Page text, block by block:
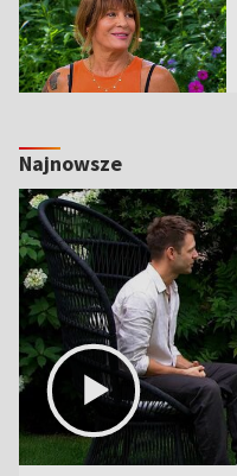
Najnowsze